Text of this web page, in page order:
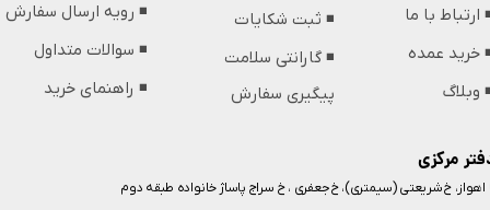
مرکزی
اهواز، خ شریعتی (سیمتری)، خ جعفری ، خ سراج پاساژ خانواده طبقه دوم
◾️ رویه ارسال سفارش
◾️ سوالات متداول
◾️ راهنمای خرید
ارتباط با ما
خرید عمده
وبلاگ
◾️ ثبت شکایات
◾️ گارانتی سلامت
پیگیری سفارش